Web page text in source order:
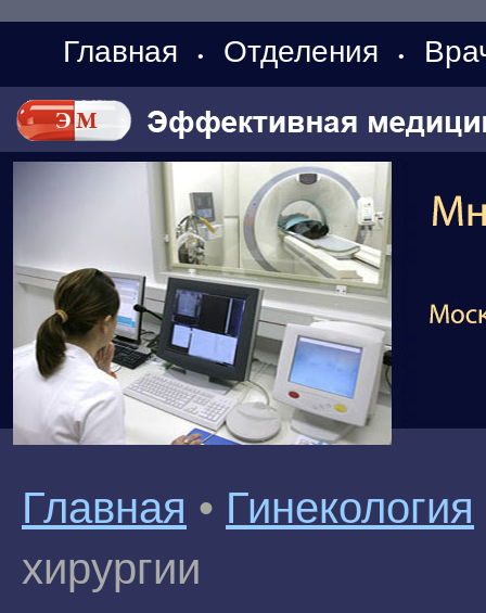
Главная • Отделения •
Главная • Гинекология
хирургии